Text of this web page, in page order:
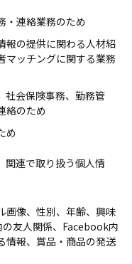
・連絡業務のため
報の提供に関わる人材紹
マッチングに関する業務
社会保険事務、勤務管
絡のため
め
関連で取り扱う個人情
画像、性別、年齢、興味
友人関係、Facebook内
情報、賞品・商品の発送